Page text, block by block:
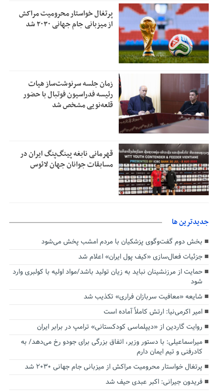
پرتغال خواستار محرومیت مراکش
از میزبانی جام جهانی ۲۰۳۰ شد
زمان جلسه سرنوشت‌ساز هیات
رئیسه فدراسیون فوتبال با حضور
قلعه‌نویی مشخص شد
قهرمانی نابغه پینگ‌پنگ ایران در
مسابقات جوانان جهان لائوس
جديدترين ها
بخش دوم گفت‌وگوی پزشکیان با مردم امشب پخش می‌شود
جزئیات فعال‌سازی «کیف پول ایران» اعلام شد
حمایت از مرزنشینان نباید به زیان تولید باشد/مواد اولیه با کولبری وارد
شود
شایعه «معافیت سربازان فراری» تکذیب شد
امیر اکرمی‌نیا: ارتش کاملاً آماده است
روایت گاردین از «دیپلماسی کودکستانی» ترامپ در برابر ایران
میراسماعیلی: با دستور وزیر، اتفاق بزرگی برای جودو رخ می‌دهد/ به
کادرفنی و تیم ایمان دارم
پرتغال خواستار محرومیت مراکش از میزبانی جام جهانی ۲۰۳۰ شد
فریدون جیرانی: اکبر عبدی حیف شد